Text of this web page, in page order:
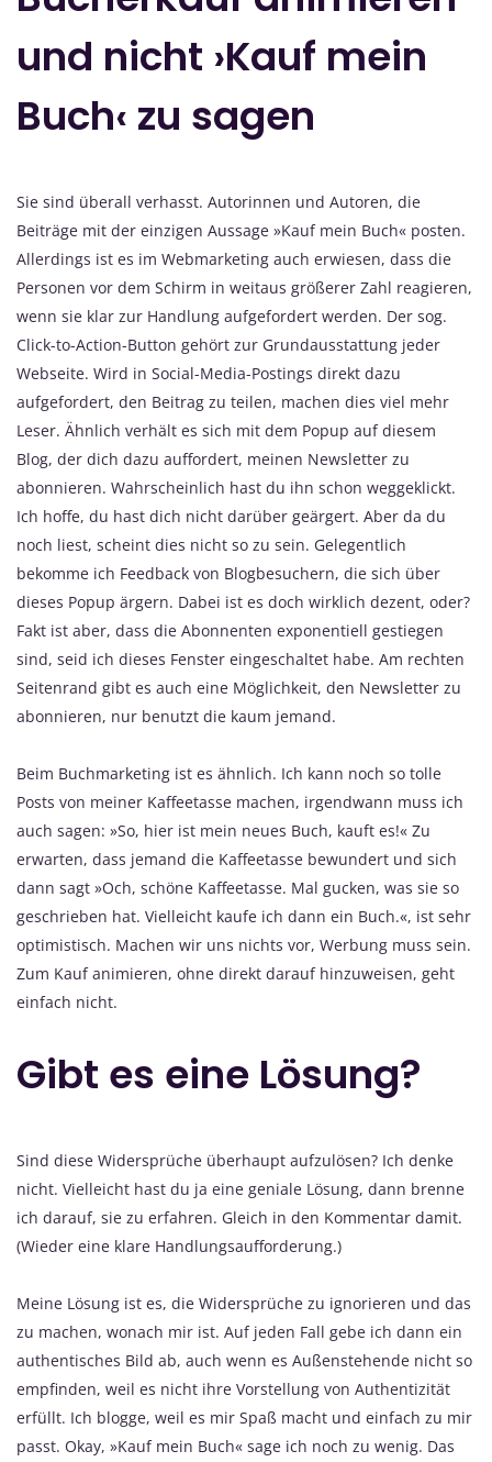
und nicht ›Kauf mein
Buch‹ zu sagen
Sie sind überall verhasst. Autorinnen und Autoren, die
Beiträge mit der einzigen Aussage »Kauf mein Buch« posten.
Allerdings ist es im Webmarketing auch erwiesen, dass die
Personen vor dem Schirm in weitaus größerer Zahl reagieren,
wenn sie klar zur Handlung aufgefordert werden. Der sog.
Click-to-Action-Button gehört zur Grundausstattung jeder
Webseite. Wird in Social-Media-Postings direkt dazu
aufgefordert, den Beitrag zu teilen, machen dies viel mehr
Leser. Ähnlich verhält es sich mit dem Popup auf diesem
Blog, der dich dazu auffordert, meinen Newsletter zu
abonnieren. Wahrscheinlich hast du ihn schon weggeklickt.
Ich hoffe, du hast dich nicht darüber geärgert. Aber da du
noch liest, scheint dies nicht so zu sein. Gelegentlich
bekomme ich Feedback von Blogbesuchern, die sich über
dieses Popup ärgern. Dabei ist es doch wirklich dezent, oder?
Fakt ist aber, dass die Abonnenten exponentiell gestiegen
sind, seid ich dieses Fenster eingeschaltet habe. Am rechten
Seitenrand gibt es auch eine Möglichkeit, den Newsletter zu
abonnieren, nur benutzt die kaum jemand.
Beim Buchmarketing ist es ähnlich. Ich kann noch so tolle
Posts von meiner Kaffeetasse machen, irgendwann muss ich
auch sagen: »So, hier ist mein neues Buch, kauft es!« Zu
erwarten, dass jemand die Kaffeetasse bewundert und sich
dann sagt »Och, schöne Kaffeetasse. Mal gucken, was sie so
geschrieben hat. Vielleicht kaufe ich dann ein Buch.«, ist sehr
optimistisch. Machen wir uns nichts vor, Werbung muss sein.
Zum Kauf animieren, ohne direkt darauf hinzuweisen, geht
einfach nicht.
Gibt es eine Lösung?
Sind diese Widersprüche überhaupt aufzulösen? Ich denke
nicht. Vielleicht hast du ja eine geniale Lösung, dann brenne
ich darauf, sie zu erfahren. Gleich in den Kommentar damit.
(Wieder eine klare Handlungsaufforderung.)
Meine Lösung ist es, die Widersprüche zu ignorieren und das
zu machen, wonach mir ist. Auf jeden Fall gebe ich dann ein
authentisches Bild ab, auch wenn es Außenstehende nicht so
empfinden, weil es nicht ihre Vorstellung von Authentizität
erfüllt. Ich blogge, weil es mir Spaß macht und einfach zu mir
passt. Okay, »Kauf mein Buch« sage ich noch zu wenig. Das